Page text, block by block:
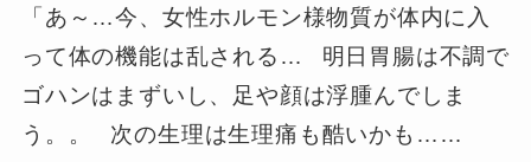
「あ～…今、女性ホルモン様物質が体内に入
って体の機能は乱される…
明日胃腸は不調で
ゴハンはまずいし、足や顔は浮腫んでしま
う。。
次の生理は生理痛も酷いかも……